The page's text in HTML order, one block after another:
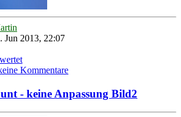
Jun 2013, 22:07
Kommentare
- keine Anpassung Bild2